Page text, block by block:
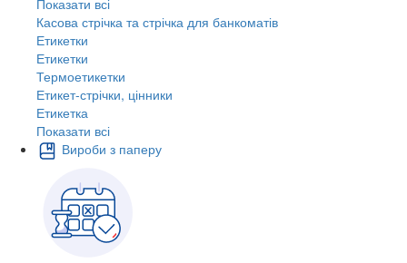
Касова стрічка та стрічка для банкоматів
Етикетки
Етикетки
Термоетикетки
Етикет-стрічки, цінники
Етикетка
Показати всі
Вироби з паперу